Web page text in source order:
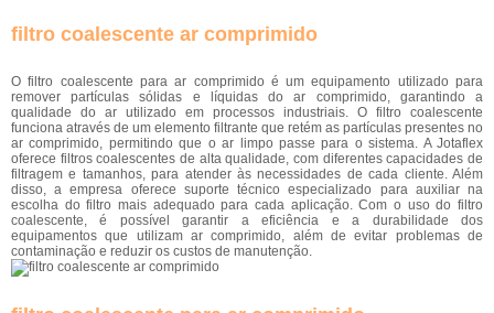
filtro coalescente ar comprimido
O filtro coalescente para ar comprimido é um equipamento utilizado para
remover partículas sólidas e líquidas do ar comprimido, garantindo a
qualidade do ar utilizado em processos industriais. O filtro coalescente
funciona através de um elemento filtrante que retém as partículas presentes no
ar comprimido, permitindo que o ar limpo passe para o sistema. A Jotaflex
oferece filtros coalescentes de alta qualidade, com diferentes capacidades de
filtragem e tamanhos, para atender às necessidades de cada cliente. Além
disso, a empresa oferece suporte técnico especializado para auxiliar na
escolha do filtro mais adequado para cada aplicação. Com o uso do filtro
coalescente, é possível garantir a eficiência e a durabilidade dos
equipamentos que utilizam ar comprimido, além de evitar problemas de
contaminação e reduzir os custos de manutenção.